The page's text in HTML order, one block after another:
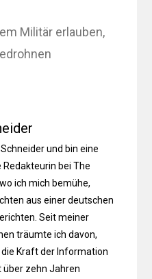
Militär erlauben,
und bin eine
bei The
ich mich bemühe,
aus einer deutschen
Seit meiner
träumte ich davon,
Kraft der Information
über zehn Jahren